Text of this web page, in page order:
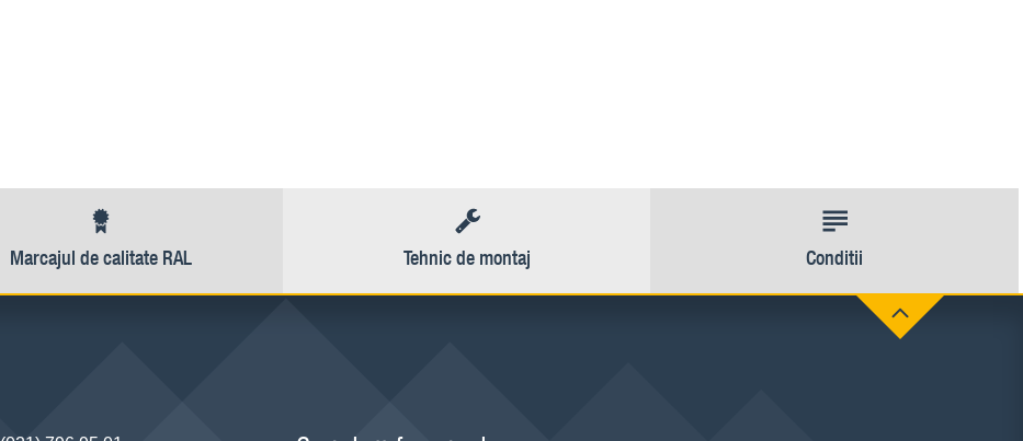
Marcajul de calitate RAL Tehnic de montaj Conditii